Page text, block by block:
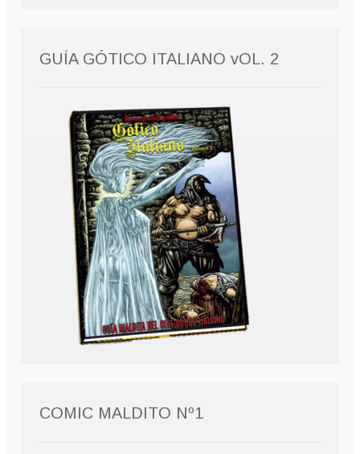
GUÍA GÓTICO ITALIANO vOL. 2
COMIC MALDITO Nº1